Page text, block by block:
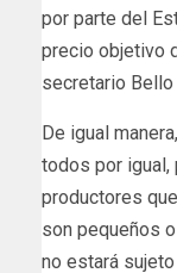
por parte del
precio objetivo
secretario Bello
De igual
todos por igual,
productores
son pequeños
no estará